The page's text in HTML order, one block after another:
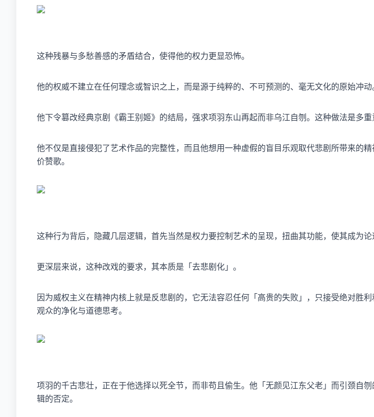
这种残暴与多愁善感的矛盾结合，使得他的权力更显恐怖。
他的权威不建立在任何理念或智识之上，而是源于纯粹的、不可预测的、毫无文化的原始冲动
他下令篡改经典京剧《霸王别姬》的结局，强求项羽东山再起而非乌江自刎。这种做法是多
他不仅是直接侵犯了艺术作品的完整性，而且他想用一种虚假的盲目乐观取代悲剧所带来的
价赞歌。
这种行为背后，隐藏几层逻辑，首先当然是权力要控制艺术的呈现，扭曲其功能，使其成为论
更深层来说，这种改戏的要求，其本质是「去悲剧化」。
因为威权主义在精神内核上就是反悲剧的，它无法容忍任何「高贵的失败」，只接受绝对胜
观众的净化与道德思考。
项羽的千古悲壮，正在于他选择以死全节，而非苟且偷生。他「无颜见江东父老」而引颈自
辑的否定。